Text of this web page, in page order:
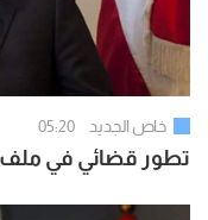
خاص الجديد 05:20
تطور قضائي في